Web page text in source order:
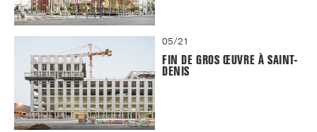
05/21
FIN DE GROS ŒUVRE À SAINT-
DENIS